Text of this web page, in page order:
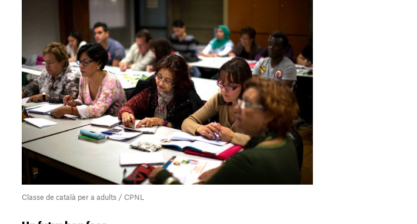
Classe de català per a adults / CPNL